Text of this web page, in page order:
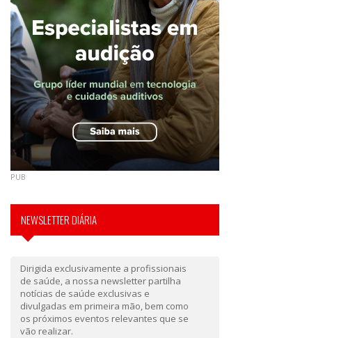
PUB
NEWSLETTER DIÁRIA
Dirigida exclusivamente a profissionais
de saúde, a nossa newsletter partilha
notícias de saúde exclusivas e
divulgadas em primeira mão, bem como
os próximos eventos relevantes que se
vão realizar.